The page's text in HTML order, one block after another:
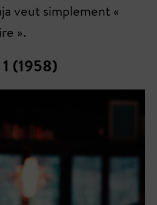
veut simplement «
».
(1958)